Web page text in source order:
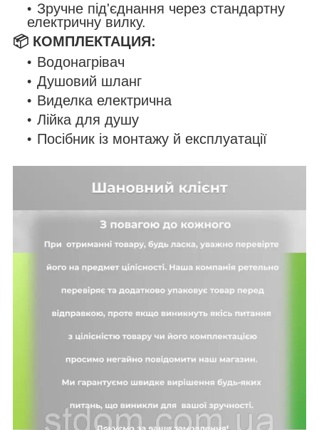
Зручне під'єднання через стандартну
електричну вилку.
📦 КОМПЛЕКТАЦИЯ:
Водонагрівач
Душовий шланг
Виделка електрична
Лійка для душу
Посібник із монтажу й експлуатації